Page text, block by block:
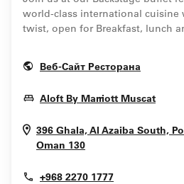
world-class international cuisine
twist, open for Breakfast, lunch
Веб-Сайт Ресторана
Aloft By Marriott Muscat
396 Ghala, Al Azaiba South,
Oman 130Opens In New
+968 2270 1777